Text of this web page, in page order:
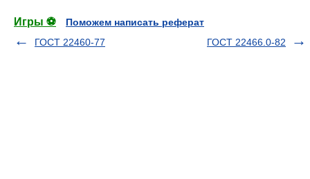
Игры ⚽
Поможем написать реферат
ГОСТ 22460-77
ГОСТ 22466.0-82